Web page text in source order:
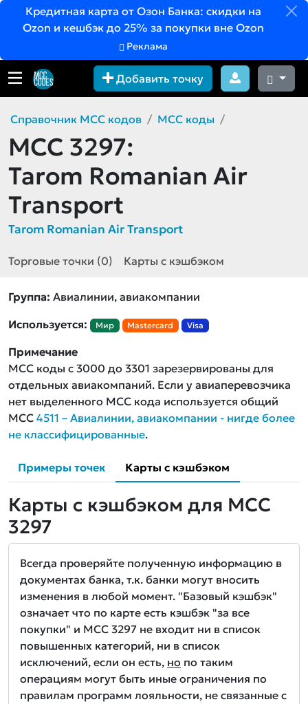
Кредитная карта от Озон Банка: скидки на
Ozon и кешбэк до 25% за покупки вне Ozon
Реклама
Добавить точку
Справочник MCC кодов MCC коды
MCC 3297:
Tarom Romanian Air
Transport
Tarom Romanian Air Transport
Торговые точки (0) Карты с кэшбэком
Группа: Авиалинии, авиакомпании
Используется:
Мир Mastercard Visa
Примечание
MCC коды с 3000 до 3301 зарезервированы для
отдельных авиакомпаний. Если у авиаперевозчика
нет выделенного MCC кода используется общий
MCC 4511 – Авиалинии, авиакомпании - нигде более
не классифицированные.
Примеры точек Карты с кэшбэком
Карты с кэшбэком для MCC
3297
Всегда проверяйте полученную информацию в
документах банка, т.к. банки могут вносить
изменения в любой момент. "Базовый кэшбэк"
означает что по карте есть кэшбэк "за все
покупки" и MCC 3297 не входит ни в список
повышенных категорий, ни в список
исключений, если он есть, но по таким
операциям могут быть иные ограничения по
правилам программ лояльности, не связанные с